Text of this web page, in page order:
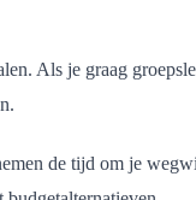
Als je graag
de tijd om je